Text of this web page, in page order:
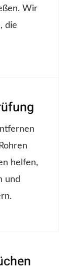
Wir
die
helfen,
und